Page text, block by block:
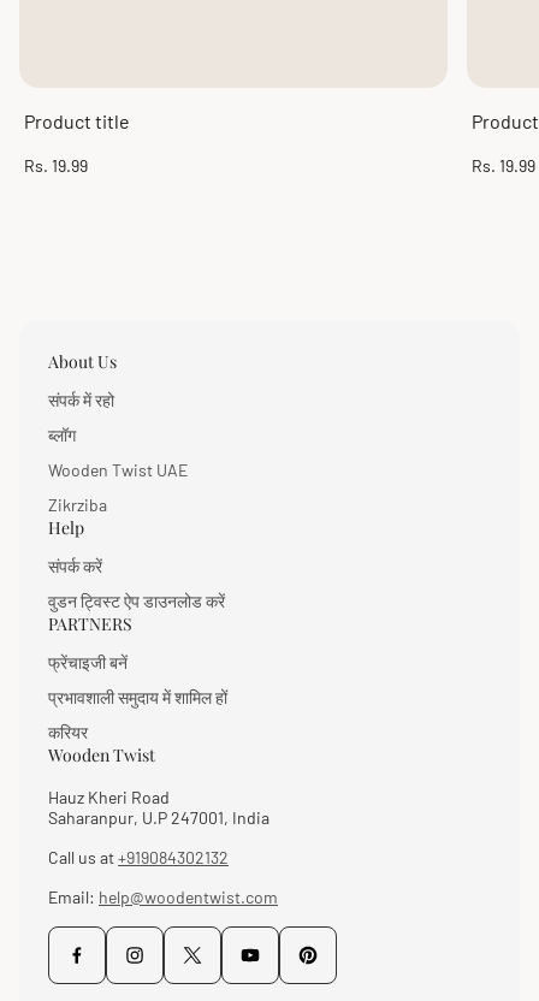
Product title
Regular
Rs. 19.99
Regular
Rs. 19.99
About Us
संपर्क में रहो
ब्लॉग
Wooden Twist UAE
Zikrziba
Help
संपर्क करें
वुडन ट्विस्ट ऐप डाउनलोड करें
PARTNERS
फ्रेंचाइजी बनें
प्रभावशाली समुदाय में शामिल हों
करियर
Wooden Twist
Hauz Kheri Road
Saharanpur, U.P 247001, India
Call us at+919084302132
Email: help@woodentwist.com